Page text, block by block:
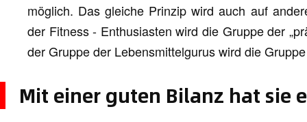
möglich. Das gleiche Prinzip wird auch auf
der Fitness - Enthusiasten wird die Gruppe der
der Gruppe der Lebensmittelgurus wird die
Mit einer guten Bilanz hat sie